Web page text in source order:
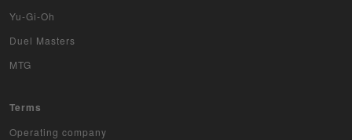
Sports
Aikatsu
Avaron's Key
Yu-Gi-Oh
Duel Masters
MTG
Terms
Operating company